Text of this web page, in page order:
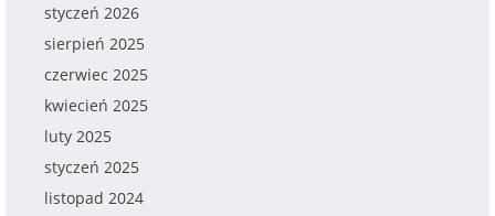
styczeń 2026
sierpień 2025
czerwiec 2025
kwiecień 2025
luty 2025
styczeń 2025
listopad 2024